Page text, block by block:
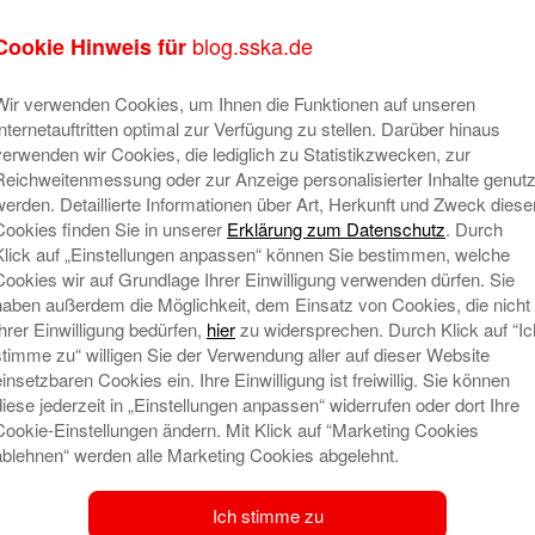
sein, dass das Geld zu 100% ankommt. Alle dabei
betont Michael Parth, 1. Vorsitzender der
auf dem aktuellsten Stand der Technik zu
helfen. Denn manchmal entscheiden wenige
wir unser Projekt mit Hilfe der Privatspenden und der
im Mai den Fokus auf Projekte im Bereich Soziales.
zu fördern, die sich mit Hingabe dem
10. bis 19. Mai alle Privatspenden zu Gunsten der
Hinweis für blog.sska.de
verwenden Cookies, um Ihnen die Funktionen auf unseren
optimal zur Verfügung zu stellen. Darüber hinaus
wir Cookies, die lediglich zu Statistikzwecken, zur
oder zur Anzeige personalisierter Inhalte
Detaillierte Informationen über Art, Herkunft und Zweck
finden Sie in unserer Erklärung zum Datenschutz. Durch
auf „Einstellungen anpassen“ können Sie bestimmen, welche
wir auf Grundlage Ihrer Einwilligung verwenden dürfen. Sie
außerdem die Möglichkeit, dem Einsatz von Cookies, die nicht
Einwilligung bedürfen, hierzu widersprechen. Durch Klick auf
zu“ willigen Sie der Verwendung aller auf dieser Website
Cookies ein. Ihre Einwilligung ist freiwillig. Sie können
jederzeit in „Einstellungen anpassen“ widerrufen oder dort Ihre
Einstellungen ändern. Mit Klick auf “Marketing Cookies
werden alle Marketing Cookies abgelehnt.
Ich stimme zu